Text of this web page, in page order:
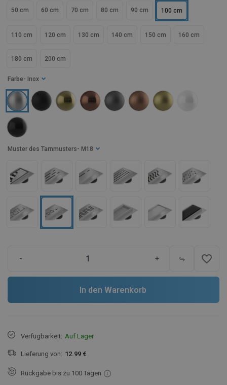
50 cm 60 cm 70 cm 80 cm 90 cm 100 cm
110 cm 120 cm 130 cm 140 cm 150 cm 160 cm
180 cm 200 cm
Farbe - Inox
Muster des Tarnmusters - M18
- + favorite_border
In den Warenkorb
Verfügbarkeit: Auf Lager
Lieferung von: 12.99 €
Rückgabe bis zu 100 Tagen